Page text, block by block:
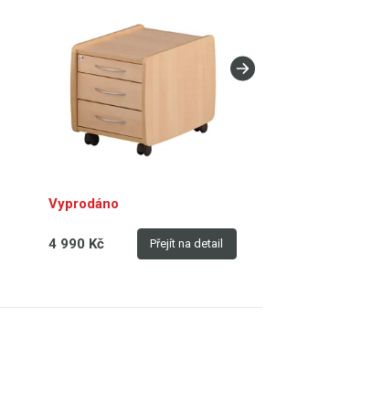
Vyprodáno
4 990 Kč Přejít na detail